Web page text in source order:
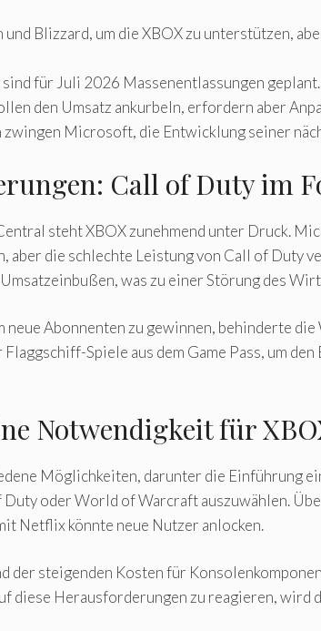
Blizzard, um die XBOX zu unterstützen,
für Juli 2026 Massenentlassungen geplant.
den Umsatz ankurbeln, erfordern aber
Microsoft, die Entwicklung seiner
Call of Duty im
steht XBOX zunehmend unter Druck.
aber die schlechte Leistung von Call of Duty
was zu einer Störung des
Abonnenten zu gewinnen, behinderte
Spiele aus dem Game Pass, um
Notwendigkeit für
Möglichkeiten, darunter die Einführung
oder World of Warcraft auszuwählen.
Netflix könnte neue Nutzer anlocken.
steigenden Kosten für
diese Herausforderungen zu reagieren, wird